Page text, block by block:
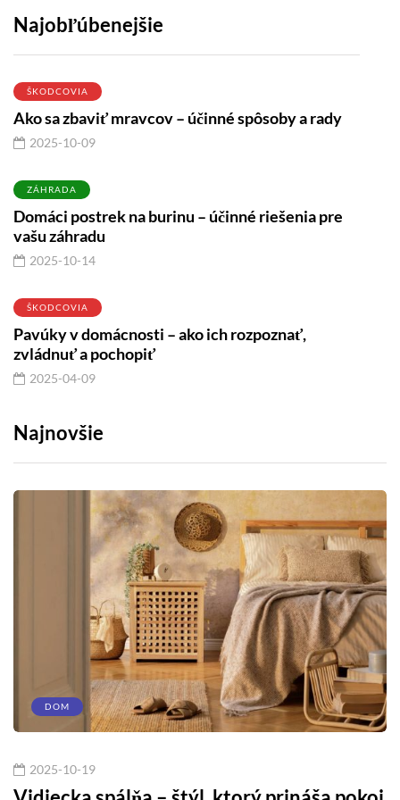
Najobľúbenejšie
ŠKODCOVIA
Ako sa zbaviť mravcov – účinné spôsoby a rady
2025-10-09
ZÁHRADA
Domáci postrek na burinu – účinné riešenia pre
vašu záhradu
2025-10-14
ŠKODCOVIA
Pavúky v domácnosti – ako ich rozpoznať,
zvládnuť a pochopiť
2025-04-09
Najnovšie
DOM
2025-10-19